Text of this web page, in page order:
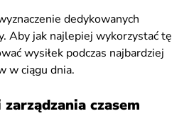
dedykowanych
Aby jak najlepiej wykorzystać tę
wysiłek podczas najbardziej
w ciągu dnia.
czasem